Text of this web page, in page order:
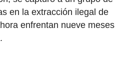
en la extracción ilegal de
enfrentan nueve meses